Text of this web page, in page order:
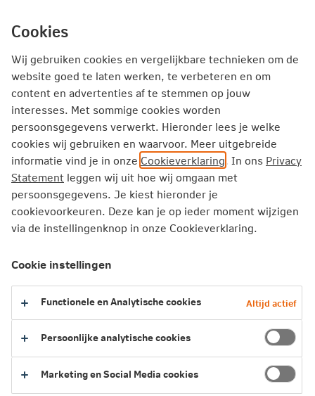
direct
naar
Mijn NN Zakelijk
Contactformulier Pensioen- en Inkomenverzekering
Contactformulier Pensioen- en
Inkomenverzekering
Over welk(e) product(en) heb je een vraag?
Je vraag
Cookies
Wij gebruiken cookies en vergelijkbare technieken om de
website goed te laten werken, te verbeteren en om
content en advertenties af te stemmen op jouw
interesses. Met sommige cookies worden
persoonsgegevens verwerkt. Hieronder lees je welke
cookies wij gebruiken en waarvoor. Meer uitgebreide
informatie vind je in onze Cookieverklaring. In ons Privacy
Statement leggen wij uit hoe wij omgaan met
persoonsgegevens. Je kiest hieronder je
cookievoorkeuren. Deze kan je op ieder moment wijzigen
via de instellingenknop in onze Cookieverklaring.
Cookie instellingen
Functionele en Analytische cookies Altijd actief
Persoonlijke analytische cookies
Marketing en Social Media cookies